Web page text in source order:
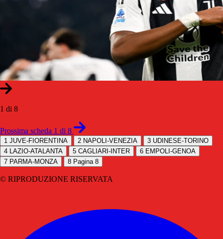
1 di 8
Prossima scheda 1 di 8
1 JUVE-FIORENTINA 2 NAPOLI-VENEZIA 3 UDINESE-TORINO
4 LAZIO-ATALANTA 5 CAGLIARI-INTER 6 EMPOLI-GENOA
7 PARMA-MONZA 8 Pagina 8
© RIPRODUZIONE RISERVATA